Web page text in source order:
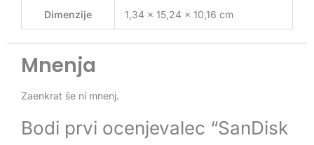
Dimenzije 1,34 × 15,24 × 10,16 cm
Mnenja
Zaenkrat še ni mnenj.
Bodi prvi ocenjevalec “SanDisk